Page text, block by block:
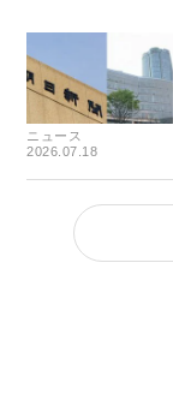
ニュース
2026.07.18